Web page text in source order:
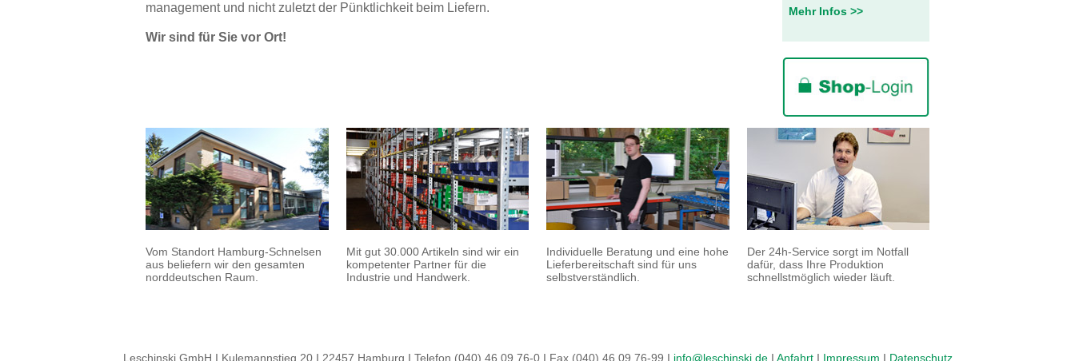
Mehr Infos >>
management und nicht zuletzt der Pünktlichkeit beim Liefern.
Wir sind für Sie vor Ort!
Vom Standort Hamburg-Schnelsen
aus beliefern wir den gesamten
norddeutschen Raum.
Mit gut 30.000 Artikeln sind wir ein
kompetenter Partner für die
Industrie und Handwerk.
Individuelle Beratung und eine hohe
Lieferbereitschaft sind für uns
selbstverständlich.
Der 24h-Service sorgt im Notfall
dafür, dass Ihre Produktion
schnellstmöglich wieder läuft.
Leschinski GmbH I Kulemannstieg 20 I 22457 Hamburg I Telefon (040) 46 09 76-0 I Fax (040) 46 09 76-99 I info@leschinski.deI AnfahrtI Impressum I Datenschutz